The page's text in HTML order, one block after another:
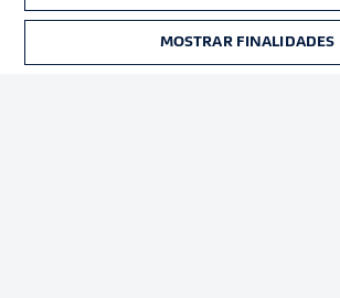
MOSTRAR FINALIDADES